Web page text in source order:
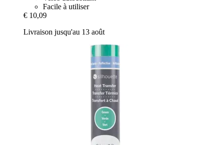
Facile à utiliser
€ 10,09
Livraison jusqu'au 13 août